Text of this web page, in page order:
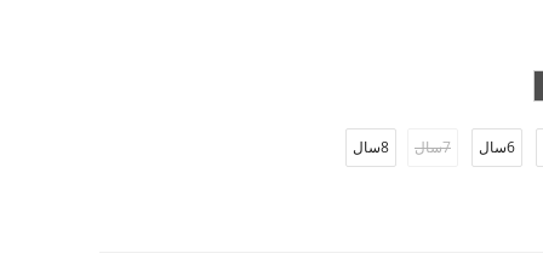
6سال 7سال 8سال